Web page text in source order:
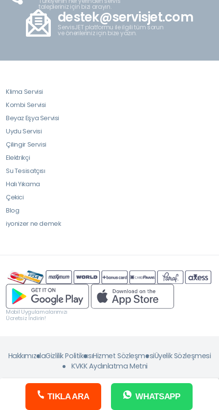
talepleriniz için bizi arayın.
destek@servisjet.com
ServisJET platformu ile ilgili tüm sorun
ve önerileriniz için bize yazın.
Klima Servisi
Kombi Servisi
Beyaz Eşya Servisi
Uydu Servisi
Çilingir Servisi
Elektrikçi
Su Tesisatçısı
Halı Yıkama
Çekici
Blog
iyonizer ne demek
Mobil Uygulamalarımızı
Ücretsiz İndirin!
HakkımızdaGizlilik PolitikasıHizmet SözleşmesiÜyelik Sözleşmesi
KVKK Aydınlatma Metni
Copyright © 2026 ServisJET. Tüm Hakkı Saklıdır
TIKLA ARA WHATSAPP